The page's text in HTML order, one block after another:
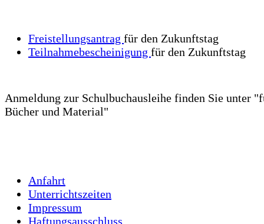
Freistellungsantrag für den Zukunftstag
Teilnahmebescheinigung für den Zukunftstag
Anmeldung zur Schulbuchausleihe finden Sie unter
Bücher und Material"
Anfahrt
Unterrichtszeiten
Impressum
Haftungsausschluss